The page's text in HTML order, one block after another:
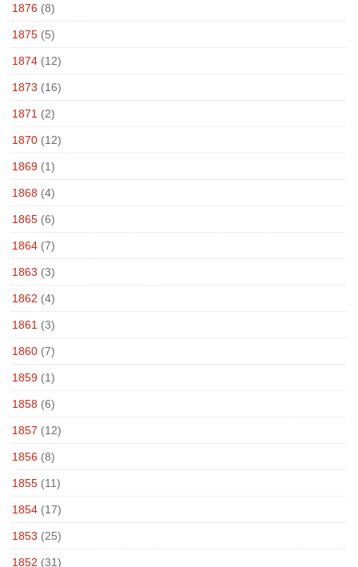
1876 (8)
1875 (5)
1874 (12)
1873 (16)
1871 (2)
1870 (12)
1869 (1)
1868 (4)
1865 (6)
1864 (7)
1863 (3)
1862 (4)
1861 (3)
1860 (7)
1859 (1)
1858 (6)
1857 (12)
1856 (8)
1855 (11)
1854 (17)
1853 (25)
1852 (31)